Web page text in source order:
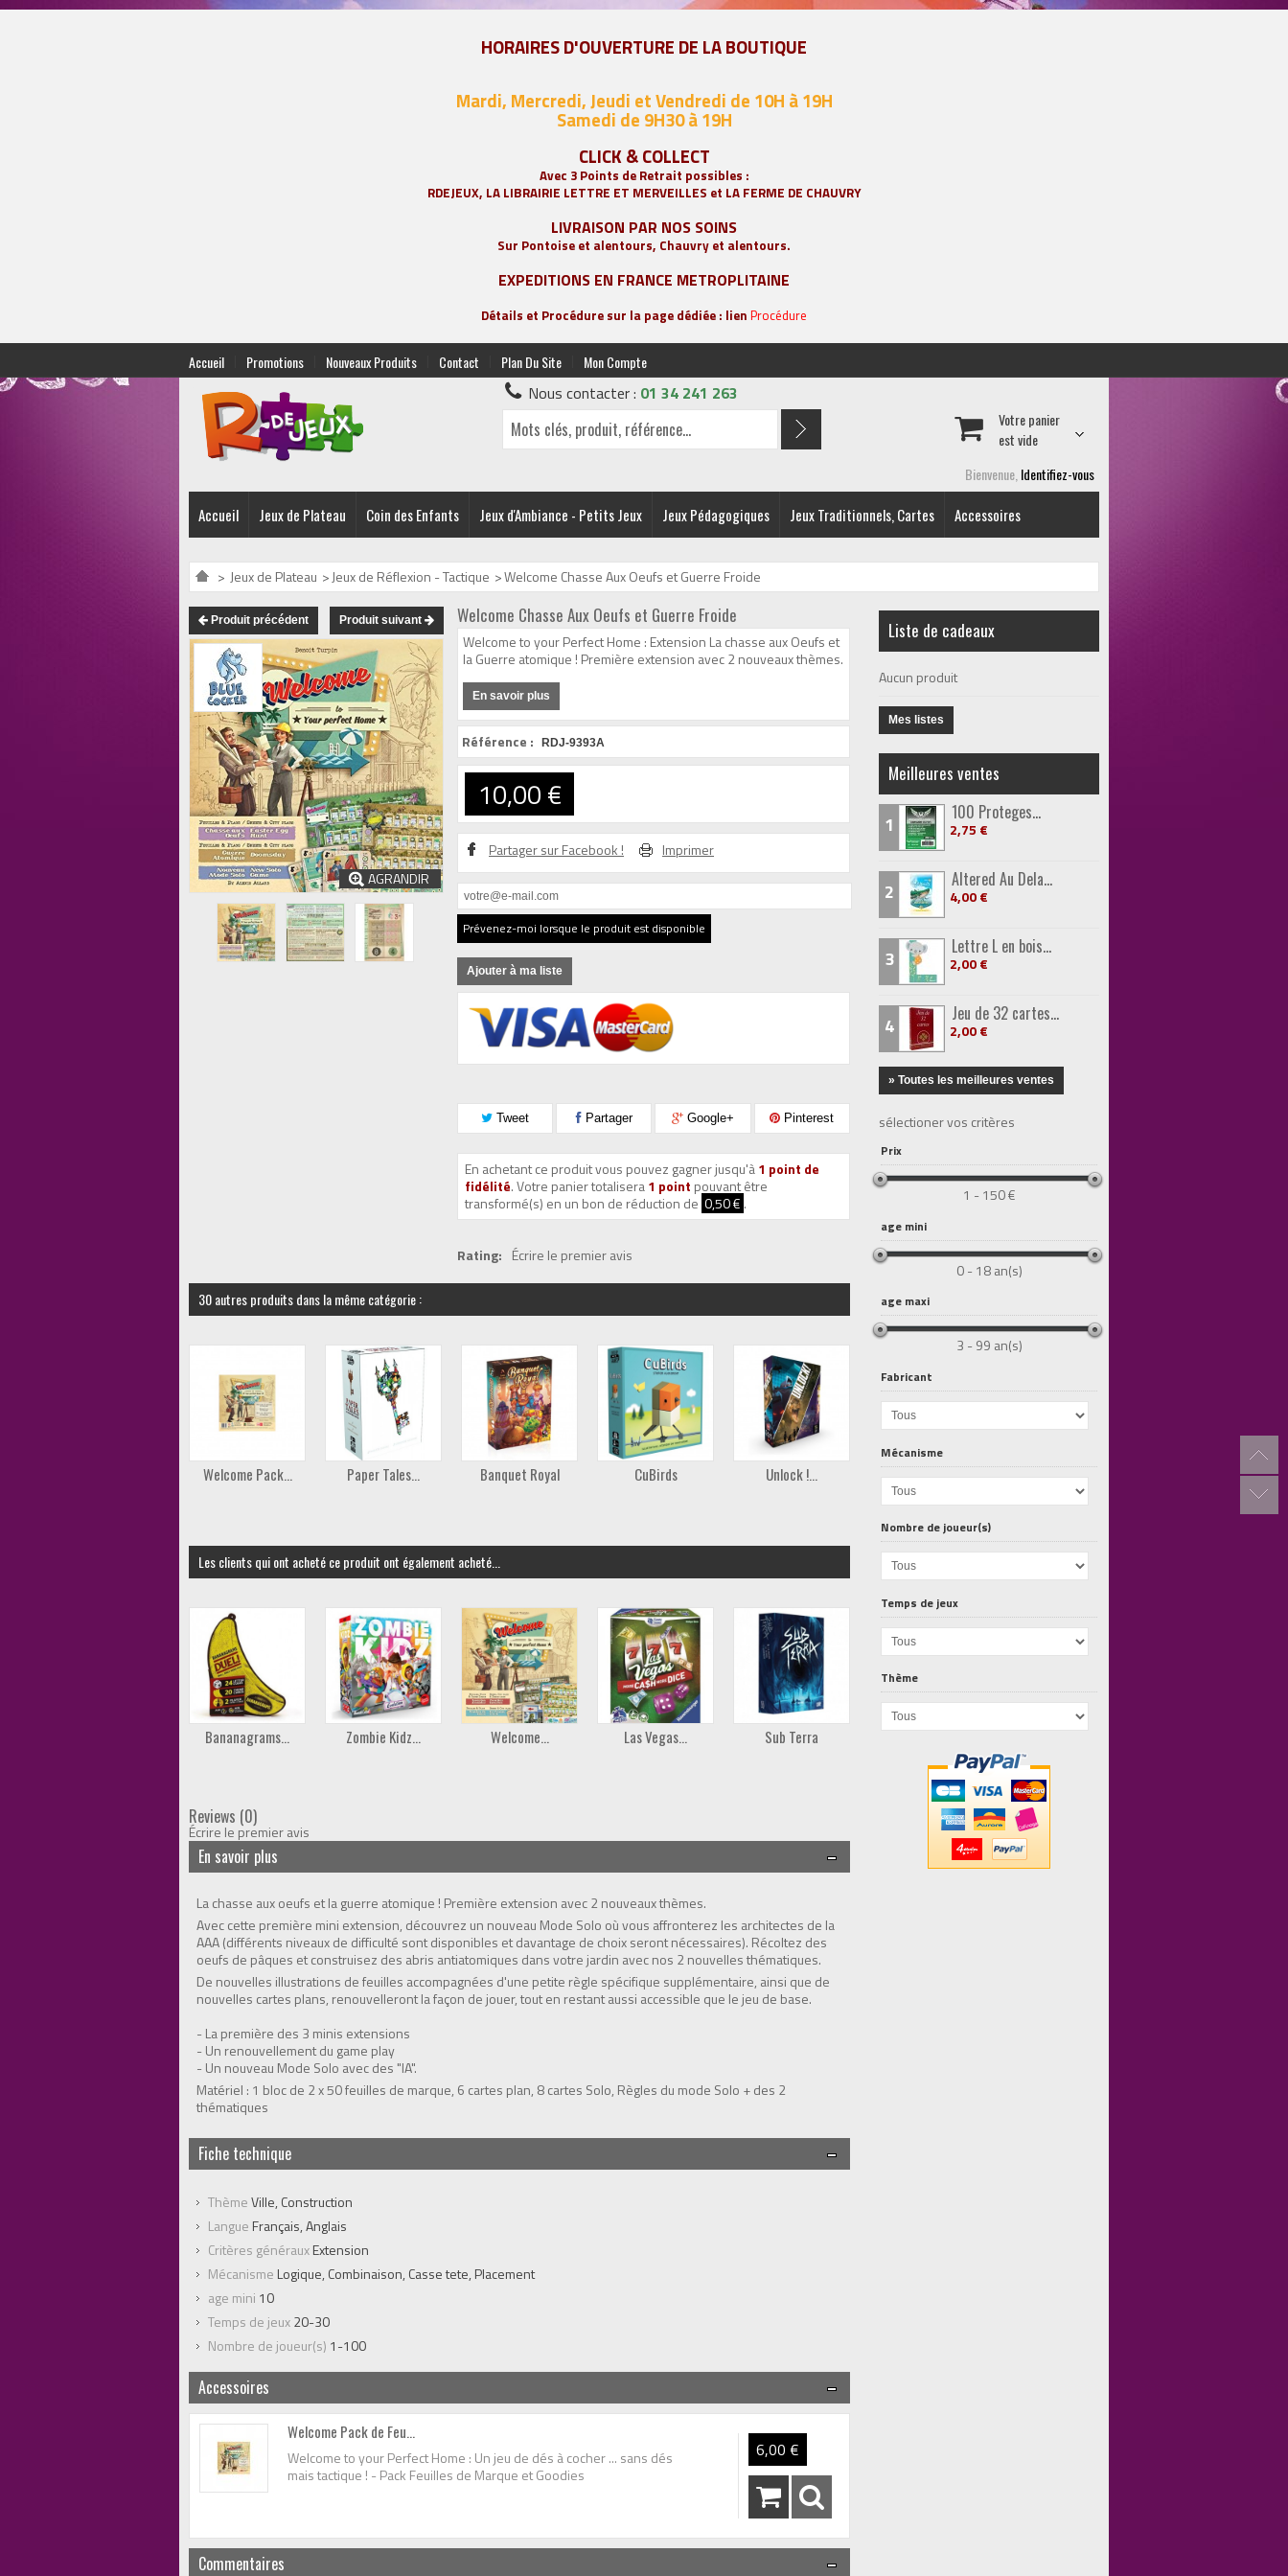
HORAIRES D'OUVERTURE DE LA BOUTIQUE
Mardi, Mercredi, Jeudi et Vendredi de 10H à 19H
Samedi de 9H30 à 19H
CLICK & COLLECT
Avec 3 Points de Retrait possibles :
RDEJEUX, LA LIBRAIRIE LETTRE ET MERVEILLES et LA FERME DE CHAUVRY
LIVRAISON PAR NOS SOINS
Sur Pontoise et alentours, Chauvry et alentours.
EXPEDITIONS EN FRANCE METROPLITAINE
Détails et Procédure sur la page dédiée : lien Procédure
Accueil Promotions Nouveaux Produits Contact Plan Du Site Mon Compte
Nous contacter : 01 34 241 263
Bienvenue, Identifiez-vous
Votre panier
est vide
Accueil Jeux de Plateau Coin des Enfants Jeux d'Ambiance - Petits Jeux Jeux Pédagogiques Jeux Traditionnels, Cartes Accessoires
> Jeux de Plateau >Jeux de Réflexion - Tactique >Welcome Chasse Aux Oeufs et Guerre Froide
Produit précédent Produit suivant
AGRANDIR
Welcome Chasse Aux Oeufs et Guerre Froide
Welcome to your Perfect Home : Extension La chasse aux Oeufs et
la Guerre atomique ! Première extension avec 2 nouveaux thèmes.
En savoir plus
Référence : RDJ-9393A
10,00 €
Partager sur Facebook ! Imprimer
Prévenez-moi lorsque le produit est disponible
Ajouter à ma liste
Tweet Partager Google+ Pinterest
En achetant ce produit vous pouvez gagner jusqu'à1 point de
fidélité. Votre panier totalisera1 point pouvant être
transformé(s) en un bon de réduction de 0,50 € .
Rating: Écrire le premier avis
30 autres produits dans la même catégorie :
Welcome Pack... Paper Tales... Banquet Royal CuBirds Unlock !... Lost Cities... Chronicles...
Les clients qui ont acheté ce produit ont également acheté...
Bananagrams... Zombie Kidz... Welcome... Las Vegas... Sub Terra Paleo Les... Trek 12 + 1...
Reviews (0)
Écrire le premier avis
En savoir plus
La chasse aux oeufs et la guerre atomique ! Première extension avec 2 nouveaux thèmes.
Avec cette première mini extension, découvrez un nouveau Mode Solo où vous affronterez les architectes de la
AAA (différents niveaux de difficulté sont disponibles et davantage de choix seront nécessaires). Récoltez des
oeufs de pâques et construisez des abris antiatomiques dans votre jardin avec nos 2 nouvelles thématiques.
De nouvelles illustrations de feuilles accompagnées d'une petite règle spécifique supplémentaire, ainsi que de
nouvelles cartes plans, renouvelleront la façon de jouer, tout en restant aussi accessible que le jeu de base.
- La première des 3 minis extensions
- Un renouvellement du game play
- Un nouveau Mode Solo avec des "IA".
Matériel : 1 bloc de 2 x 50 feuilles de marque, 6 cartes plan, 8 cartes Solo, Règles du mode Solo + des 2
thématiques
Fiche technique
ThèmeVille, Construction
Langue Français, Anglais
Critères générauxExtension
Mécanisme Logique, Combinaison, Casse tete, Placement
age mini 10
Temps de jeux20-30
Nombre de joueur(s) 1-100
Accessoires
Welcome Pack de Feu...
Welcome to your Perfect Home : Un jeu de dés à cocher ... sans dés
mais tactique ! - Pack Feuilles de Marque et Goodies
6,00 €
Commentaires
Liste de cadeaux
Aucun produit
Mes listes
Meilleures ventes
1 100 Proteges...
2,75 €
2 Altered Au Dela...
4,00 €
3 Lettre L en bois...
2,00 €
4 Jeu de 32 cartes...
2,00 €
» Toutes les meilleures ventes
sélectioner vos critères
Prix
1 - 150 €
age mini
0 - 18 an(s)
age maxi
3 - 99 an(s)
Fabricant
Mécanisme
Nombre de joueur(s)
Temps de jeux
Thème